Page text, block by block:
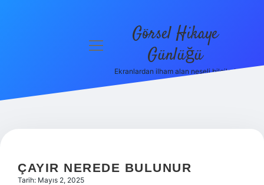
Hakkımızda
menüyü
Görsel Hikaye
Günlüğü
Ekranlardan ilham alan neşeli bilgiler!
ÇAYIR NEREDE BULUNUR
Tarih: Mayıs 2, 2025